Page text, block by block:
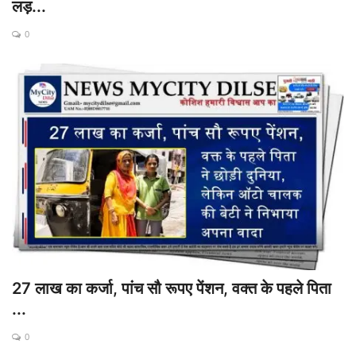
लड़...
0
27 लाख का कर्जा, पांच सौ रूपए पेंशन, वक्त के पहले पिता
...
0